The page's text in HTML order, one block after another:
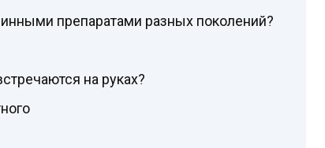
препаратами разных поколений?
на руках?